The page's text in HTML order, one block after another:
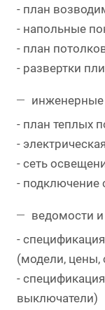
- план
- напольные
- план
- развертки
инженерные
- план теплых
-
- сеть
- подключение
ведомости
-
(модели, цены,
-
выключатели)